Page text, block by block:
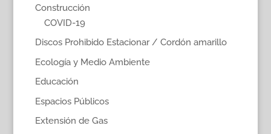
Construcción
COVID-19
Discos Prohibido Estacionar / Cordón amarillo
Ecología y Medio Ambiente
Educación
Espacios Públicos
Extensión de Gas